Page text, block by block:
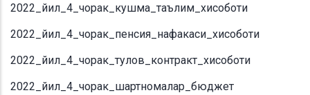
2022_йил_4_чорак_кушма_таълим_хисоботи
2022_йил_4_чорак_пенсия_нафакаси_хисоботи
2022_йил_4_чорак_тулов_контракт_хисоботи
2022_йил_4_чорак_шартномалар_бюджет